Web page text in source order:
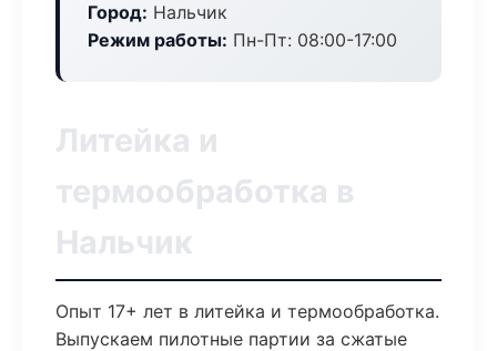
Город: Нальчик
Режим работы: Пн-Пт: 08:00-17:00
Литейка и
термообработка в
Нальчик
Опыт 17+ лет в литейка и термообработка.
Выпускаем пилотные партии за сжатые